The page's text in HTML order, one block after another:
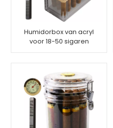
Humidorbox van acryl
voor 18-50 sigaren